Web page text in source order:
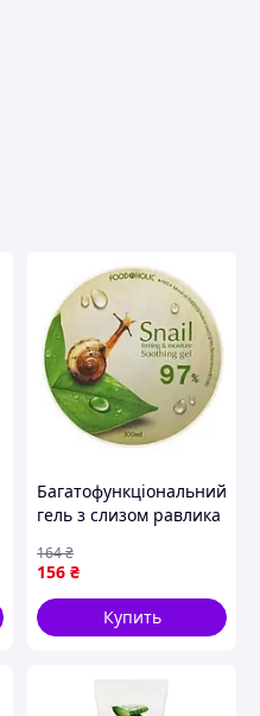
Багатофункціональний
гель з слизом равлика
Soothing Gel 300ml
156 ₴
164₴
Купить